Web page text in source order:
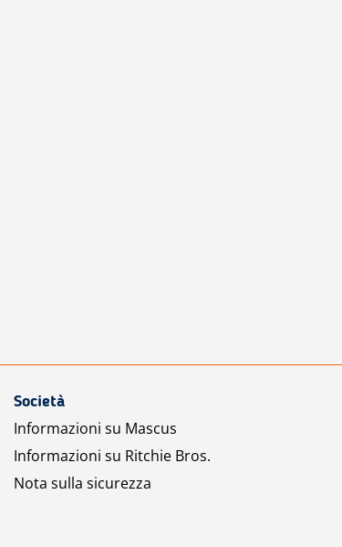
Società
Informazioni su Mascus
Informazioni su Ritchie Bros.
Nota sulla sicurezza